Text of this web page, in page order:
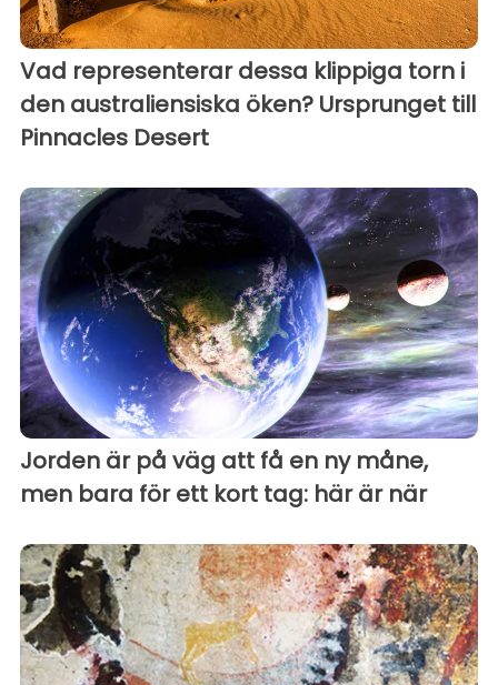
Vad representerar dessa klippiga torn i
den australiensiska öken? Ursprunget till
Pinnacles Desert
Jorden är på väg att få en ny måne,
men bara för ett kort tag: här är när